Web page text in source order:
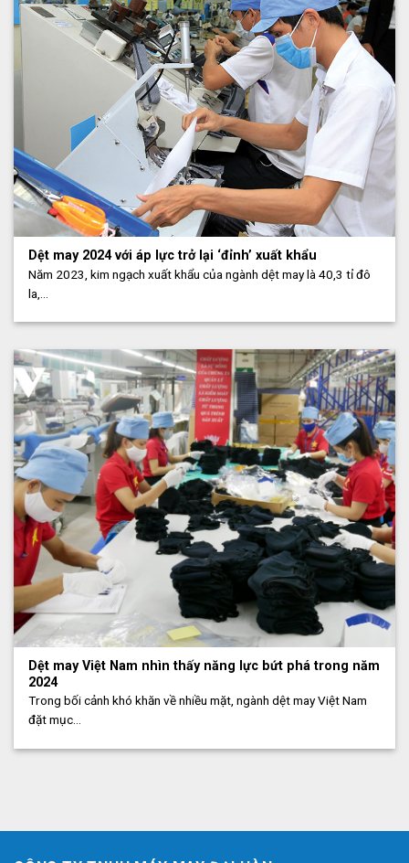
Dệt may 2024 với áp lực trở lại ‘đỉnh’ xuất khẩu
Năm 2023, kim ngạch xuất khẩu của ngành dệt may là 40,3 tỉ đô
la,...
Dệt may Việt Nam nhìn thấy năng lực bứt phá trong năm
2024
Trong bối cảnh khó khăn về nhiều mặt, ngành dệt may Việt Nam
đặt mục...